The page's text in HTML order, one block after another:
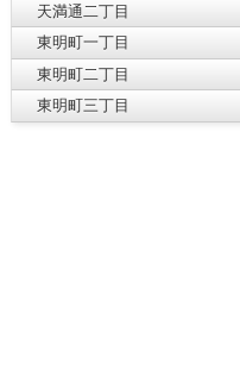
天満通二丁目
東明町一丁目
東明町二丁目
東明町三丁目